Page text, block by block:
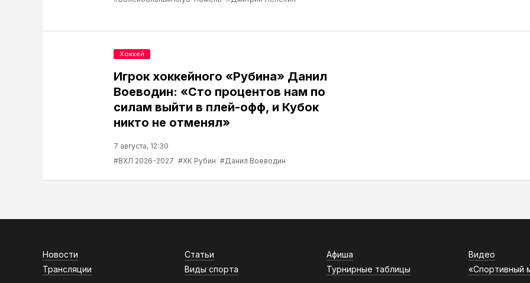
Игрок хоккейного «Рубина» Данил
Воеводин: «Сто процентов нам по
силам выйти в плей-офф, и Кубок
никто не отменял»
7 августа, 12:30
#ВХЛ 2026-2027 #ХК Рубин #Данил Воеводин
Хоккей
Новости Статьи Афиша
Видео
Трансляции
Виды спорта Турнирные таблицы «Спортивный